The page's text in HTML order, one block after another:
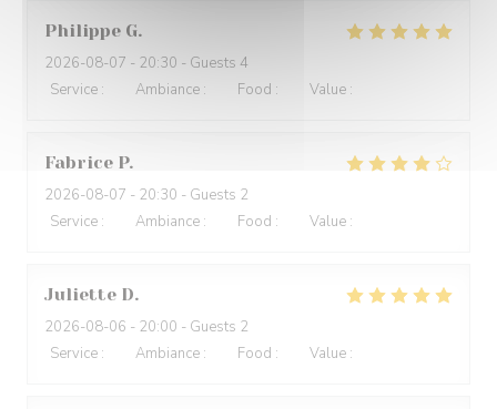
Philippe G
2026-08-07 - 20:30 - Guests 4
Service : Ambiance : Food : Value :
Fabrice P
2026-08-07 - 20:30 - Guests 2
Service : Ambiance : Food : Value :
Juliette D
2026-08-06 - 20:00 - Guests 2
Service : Ambiance : Food : Value :